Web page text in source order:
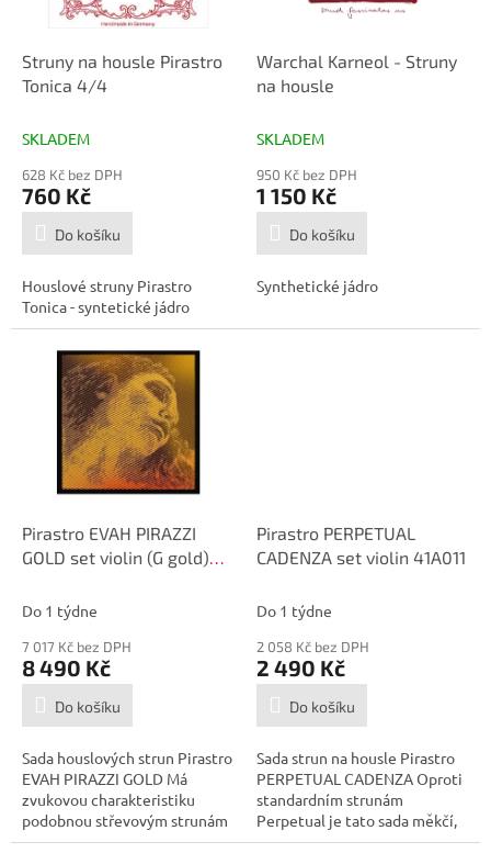
Struny na housle Pirastro
Tonica 4/4
SKLADEM
628 Kč bez DPH
760 Kč
Do košíku
Houslové struny Pirastro
Tonica - syntetické jádro
Warchal Karneol - Struny
na housle
SKLADEM
950 Kč bez DPH
1 150 Kč
Do košíku
Synthetické jádro
Pirastro EVAH PIRAZZI
GOLD set violin (G gold)
Do 1 týdne
7 017 Kč bez DPH
8 490 Kč
Do košíku
Sada houslových strun Pirastro
EVAH PIRAZZI GOLD Má
zvukovou charakteristiku
podobnou střevovým strunám
Kulatý a...
Pirastro PERPETUAL
CADENZA set violin 41A011
Do 1 týdne
2 058 Kč bez DPH
2 490 Kč
Do košíku
Sada strun na housle Pirastro
PERPETUAL CADENZA Oproti
standardním strunám
Perpetual je tato sada měkčí,
má vřelejší...